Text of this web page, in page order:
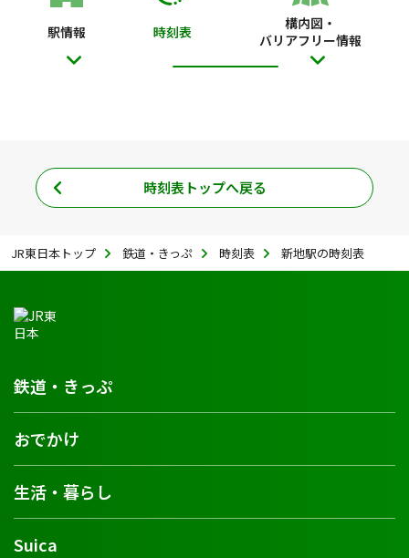
駅情報 時刻表
構内図・
バリアフリー情報
時刻表トップへ戻る
JR東日本トップ 鉄道・きっぷ 時刻表 新地駅の時刻表
鉄道・きっぷ
おでかけ
生活・暮らし
Suica